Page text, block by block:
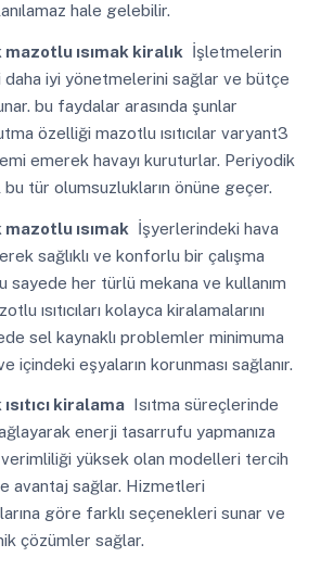
hale gelebilir.
mazotlu ısımak kiralık İşletmelerin
daha iyi yönetmelerini sağlar ve bütçe
bu faydalar arasında şunlar
özelliği mazotlu ısıtıcılar varyant3
emerek havayı kuruturlar. Periyodik
tür olumsuzlukların önüne geçer.
mazotlu ısımak İşyerlerindeki hava
sağlıklı ve konforlu bir çalışma
sayede her türlü mekana ve kullanım
ısıtıcıları kolayca kiralamalarını
sel kaynaklı problemler minimuma
içindeki eşyaların korunması sağlanır.
kiralamaIsıtma süreçlerinde
enerji tasarrufu yapmanıza
verimliliği yüksek olan modelleri tercih
avantaj sağlar. Hizmetleri
göre farklı seçenekleri sunar ve
çözümler sağlar.